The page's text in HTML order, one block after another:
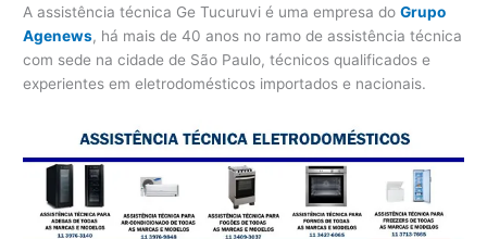
A assistência técnica Ge Tucuruvi é uma empresa doGrupo
Agenews, há mais de 40 anos no ramo de assistência técnica
com sede na cidade de São Paulo, técnicos qualificados e
experientes em eletrodomésticos importados e nacionais.